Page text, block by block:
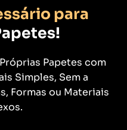
para
Papetes com
Simples, Sem a
Formas ou Materiais